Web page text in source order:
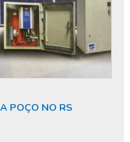
POÇO NO RS